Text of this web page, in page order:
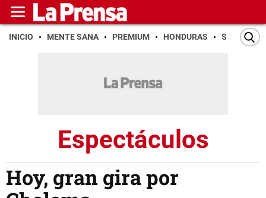
INICIO MENTE SANA PREMIUM HONDURAS SAN PEDRO
Espectáculos
Hoy, gran gira por